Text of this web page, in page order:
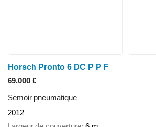
Horsch Pronto 6 DC P P F
69.000 €
Semoir pneumatique
2012